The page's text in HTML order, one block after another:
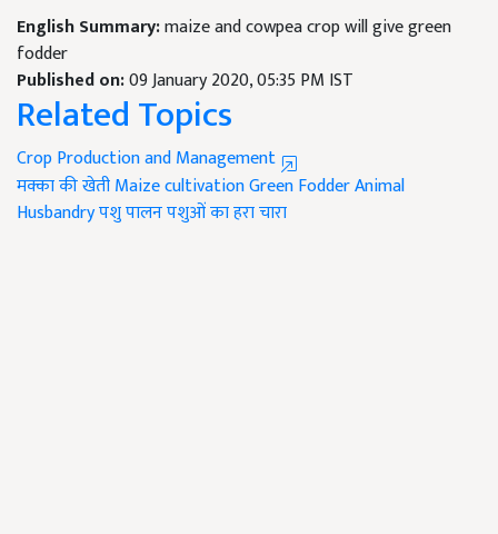
English Summary:maize and cowpea crop will give green
fodder
Published on:09 January 2020, 05:35 PM IST
Related Topics
Crop Production and Management
मक्का की खेतीMaize cultivationGreen FodderAnimal
Husbandryपशु पालनपशुओं का हरा चारा